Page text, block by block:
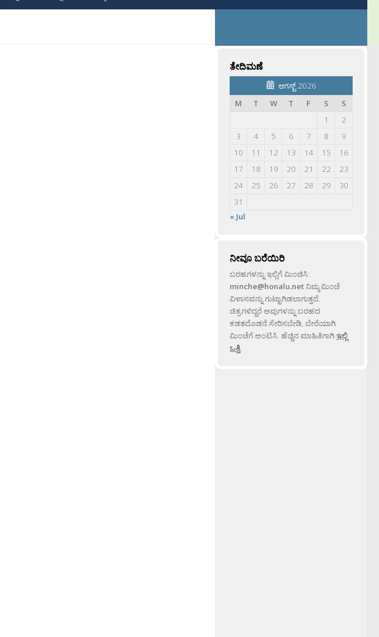
ತೇದಿಮಣೆ
ಆಗಸ್ಟ್ 2026
M
T W T F S
S
1
2
3
4 5 6 7 8
9
10
11 12 13 14 15
16
17
18 19 20 21 22
23
24
25 26 27 28 29
30
31
« Jul
ನೀವೂ ಬರೆಯಿರಿ
ಬರಹಗಳನ್ನು ಇಲ್ಲಿಗೆ ಮಿಂಚಿಸಿ:
minche@honalu.netನಿಮ್ಮ ಮಿಂಚೆ
ವಿಳಾಸವನ್ನು ಗುಟ್ಟಾಗಿಡಲಾಗುತ್ತದೆ.
ಚಿತ್ರಗಳಿದ್ದರೆ ಅವುಗಳನ್ನು ಬರಹದ
ಕಡತದೊಡನೆ ಸೇರಿಸಬೇಡಿ, ಬೇರೆಯಾಗಿ
ಮಿಂಚೆಗೆ ಅಂಟಿಸಿ. ಹೆಚ್ಚಿನ ಮಾಹಿತಿಗಾಗಿಇಲ್ಲಿ
ಒತ್ತಿ.